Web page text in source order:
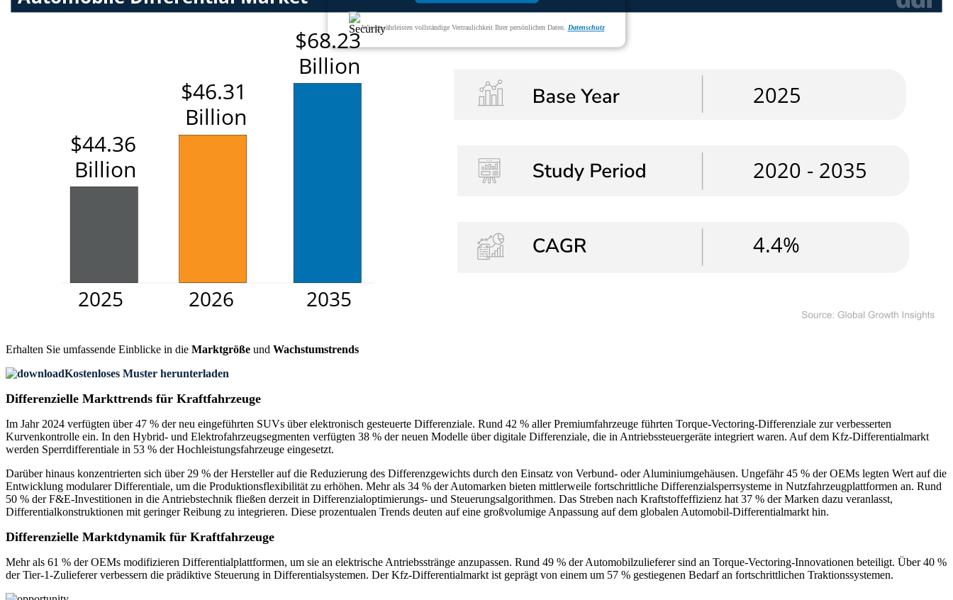
Wir gewährleisten vollständige Vertraulichkeit Ihrer persönlichen Daten. Datenschutz
Erhalten Sie umfassende Einblicke in die Marktgröße und Wachstumstrends
Kostenloses Muster herunterladen
Differenzielle Markttrends für Kraftfahrzeuge
Im Jahr 2024 verfügten über 47 % der neu eingeführten SUVs über elektronisch gesteuerte Differenziale. Rund 42 % aller Premiumfahrzeuge führten Torque-Vectoring-Differenziale zur verbesserten
Kurvenkontrolle ein. In den Hybrid- und Elektrofahrzeugsegmenten verfügten 38 % der neuen Modelle über digitale Differenziale, die in Antriebssteuergeräte integriert waren. Auf dem Kfz-Differentialmarkt
werden Sperrdifferentiale in 53 % der Hochleistungsfahrzeuge eingesetzt.
Darüber hinaus konzentrierten sich über 29 % der Hersteller auf die Reduzierung des Differenzgewichts durch den Einsatz von Verbund- oder Aluminiumgehäusen. Ungefähr 45 % der OEMs legten Wert auf die
Entwicklung modularer Differentiale, um die Produktionsflexibilität zu erhöhen. Mehr als 34 % der Automarken bieten mittlerweile fortschrittliche Differenzialsperrsysteme in Nutzfahrzeugplattformen an. Rund
50 % der F&E-Investitionen in die Antriebstechnik fließen derzeit in Differenzialoptimierungs- und Steuerungsalgorithmen. Das Streben nach Kraftstoffeffizienz hat 37 % der Marken dazu veranlasst,
Differentialkonstruktionen mit geringer Reibung zu integrieren. Diese prozentualen Trends deuten auf eine großvolumige Anpassung auf dem globalen Automobil-Differentialmarkt hin.
Differenzielle Marktdynamik für Kraftfahrzeuge
Mehr als 61 % der OEMs modifizieren Differentialplattformen, um sie an elektrische Antriebsstränge anzupassen. Rund 49 % der Automobilzulieferer sind an Torque-Vectoring-Innovationen beteiligt. Über 40 %
der Tier-1-Zulieferer verbessern die prädiktive Steuerung in Differentialsystemen. Der Kfz-Differentialmarkt ist geprägt von einem um 57 % gestiegenen Bedarf an fortschrittlichen Traktionssystemen.